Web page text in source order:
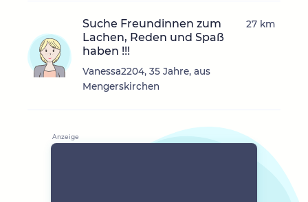
Suche Freundinnen zum
Lachen, Reden und Spaß
haben !!!
Vanessa2204, 35 Jahre, aus
Mengerskirchen
27 km